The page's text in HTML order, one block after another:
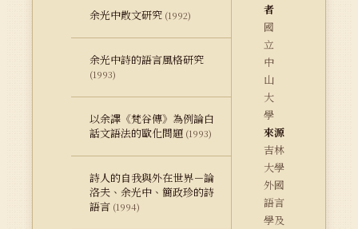
余光中散文研究 (1992)
余光中詩的語言風格研究
(1993)
以余譯《梵谷傳》為例論白
話文語法的歐化問題 (1993)
詩人的自我與外在世界－論
洛夫、余光中、簡政珍的詩
語言 (1994)
者
國
立
中
山
大
學
來源
吉林
大學
外國
語言
學及